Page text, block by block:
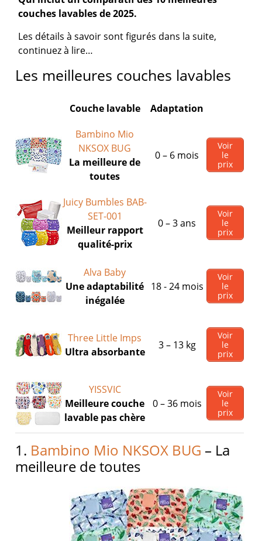
couches lavables de 2025.
Les détails à savoir sont figurés dans la suite,
continuez à lire…
Les meilleures couches lavables
Couche lavable
Adaptation
Bambino Mio
NKSOX BUG
La meilleure de
toutes
0 – 6 mois
Voir
le
prix
Juicy Bumbles BAB-
SET-001
Meilleur rapport
qualité-prix
0 – 3 ans
Voir
le
prix
Alva Baby
Une adaptabilité
inégalée
18 - 24 mois
Voir
le
prix
Three Little Imps
Ultra absorbante
3 – 13 kg
Voir
le
prix
YISSVIC
Meilleure couche
lavable pas chère
0 – 36 mois
Voir
le
prix
1. Bambino Mio NKSOX BUG – La
meilleure de toutes